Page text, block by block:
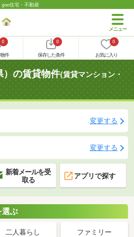
goo住宅・不動産
0
件
0
保存した条件
0
お気に入り
）の賃貸物件(賃貸マンション・
変更する
変更する
新着メールを受
取る
アプリで探す
選ぶ
二人暮らし ファミリー